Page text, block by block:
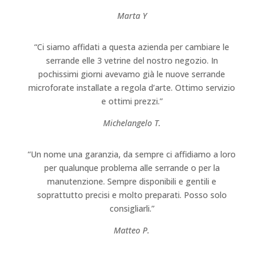
Marta Y
“Ci siamo affidati a questa azienda per cambiare le
serrande elle 3 vetrine del nostro negozio. In
pochissimi giorni avevamo già le nuove serrande
microforate installate a regola d’arte. Ottimo servizio
e ottimi prezzi.”
Michelangelo T.
“Un nome una garanzia, da sempre ci affidiamo a loro
per qualunque problema alle serrande o per la
manutenzione. Sempre disponibili e gentili e
soprattutto precisi e molto preparati. Posso solo
consigliarli.”
Matteo P.